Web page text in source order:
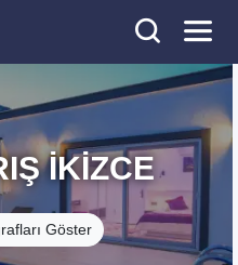
İKIZCE
Göster